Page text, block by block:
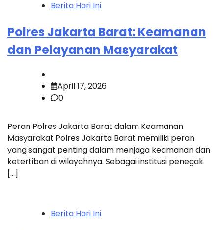
Berita Hari Ini
Polres Jakarta Barat: Keamanan
dan Pelayanan Masyarakat
April 17, 2026
0
Peran Polres Jakarta Barat dalam Keamanan
Masyarakat Polres Jakarta Barat memiliki peran
yang sangat penting dalam menjaga keamanan dan
ketertiban di wilayahnya. Sebagai institusi penegak
[…]
Berita Hari Ini